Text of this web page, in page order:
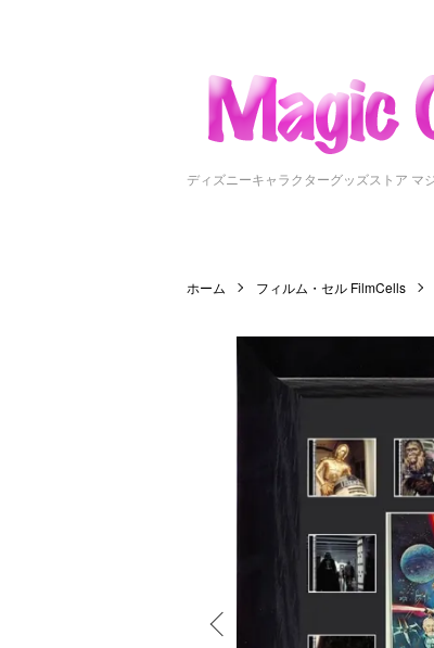
ディズニーキャラクターグッズストア マ
ホーム フィルム・セル FilmCells